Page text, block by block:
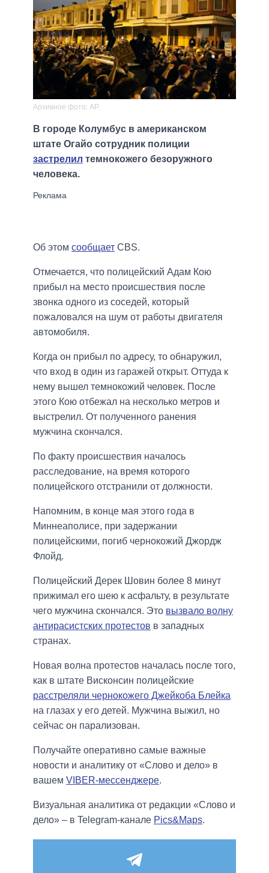
Архивное фото: АР
В городе Колумбус в американском
штате Огайо сотрудник полиции
застрелил темнокожего безоружного
человека.
Об этом сообщает CBS.
Отмечается, что полицейский Адам Кою
прибыл на место происшествия после
звонка одного из соседей, который
пожаловался на шум от работы двигателя
автомобиля.
Когда он прибыл по адресу, то обнаружил,
что вход в один из гаражей открыт. Оттуда к
нему вышел темнокожий человек. После
этого Кою отбежал на несколько метров и
выстрелил. От полученного ранения
мужчина скончался.
По факту происшествия началось
расследование, на время которого
полицейского отстранили от должности.
Напомним, в конце мая этого года в
Миннеаполисе, при задержании
полицейскими, погиб чернокожий Джордж
Флойд.
Полицейский Дерек Шовин более 8 минут
прижимал его шею к асфальту, в результате
чего мужчина скончался. Это вызвало волну
антирасистских протестов в западных
странах.
Новая волна протестов началась после того,
как в штате Висконсин полицейские
расстреляли чернокожего Джейкоба Блейка
на глазах у его детей. Мужчина выжил, но
сейчас он парализован.
Получайте оперативно самые важные
новости и аналитику от «Слово и дело» в
вашем VIBER-мессенджере.
Визуальная аналитика от редакции «Слово и
дело» – в Telegram-канале Pics&Maps.